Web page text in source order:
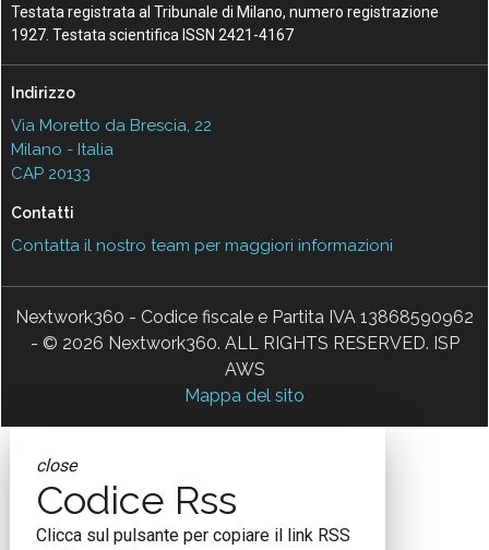
Testata registrata al Tribunale di Milano, numero registrazione
1927. Testata scientifica ISSN 2421-4167
Indirizzo
Via Moretto da Brescia, 22
Milano - Italia
CAP 20133
Contatti
Contatta il nostro team per maggiori informazioni
Nextwork360 - Codice fiscale e Partita IVA 13868590962
- © 2026 Nextwork360. ALL RIGHTS RESERVED. ISP
AWS
Mappa del sito
close
Codice Rss
Clicca sul pulsante per copiare il link RSS